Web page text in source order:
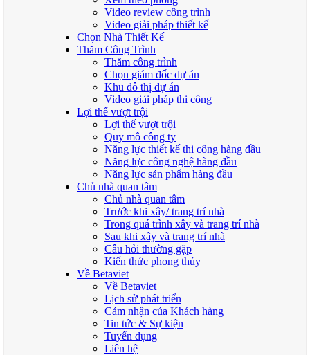
Video review công trình
Video giải pháp thiết kế
Chọn Nhà Thiết Kế
Thăm Công Trình
Thăm công trình
Chọn giám đốc dự án
Khu đô thị dự án
Video giải pháp thi công
Lợi thế vượt trội
Lợi thế vượt trội
Quy mô công ty
Năng lực thiết kế thi công hàng đầu
Năng lực công nghệ hàng đầu
Năng lực sản phẩm hàng đầu
Chủ nhà quan tâm
Chủ nhà quan tâm
Trước khi xây/ trang trí nhà
Trong quá trình xây và trang trí nhà
Sau khi xây và trang trí nhà
Câu hỏi thường gặp
Kiến thức phong thủy
Về Betaviet
Về Betaviet
Lịch sử phát triển
Cảm nhận của Khách hàng
Tin tức & Sự kiện
Tuyển dụng
Liên hệ